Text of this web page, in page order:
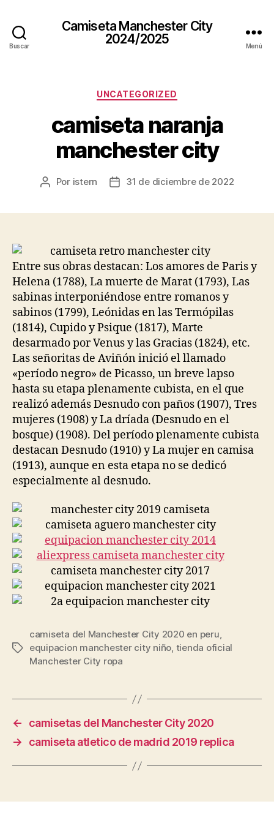
Buscar
Camiseta Manchester City
2024/2025
Menú
Categorías
UNCATEGORIZED
camiseta naranja
manchester city
Autor
Por istern
Fecha31 de diciembre de 2022
Entre sus obras destacan: Los amores de Paris y
Helena (1788), La muerte de Marat (1793), Las
sabinas interponiéndose entre romanos y
sabinos (1799), Leónidas en las Termópilas
(1814), Cupido y Psique (1817), Marte
desarmado por Venus y las Gracias (1824), etc.
Las señoritas de Aviñón inició el llamado
«período negro» de Picasso, un breve lapso
hasta su etapa plenamente cubista, en el que
realizó además Desnudo con paños (1907), Tres
mujeres (1908) y La dríada (Desnudo en el
bosque) (1908). Del período plenamente cubista
destacan Desnudo (1910) y La mujer en camisa
(1913), aunque en esta etapa no se dedicó
especialmente al desnudo.
Etiquetas
camiseta del Manchester City 2020 en peru,
equipacion manchester city niño, tienda oficial
Manchester City ropa
←
camisetas del Manchester City 2020
→
camiseta atletico de madrid 2019 replica